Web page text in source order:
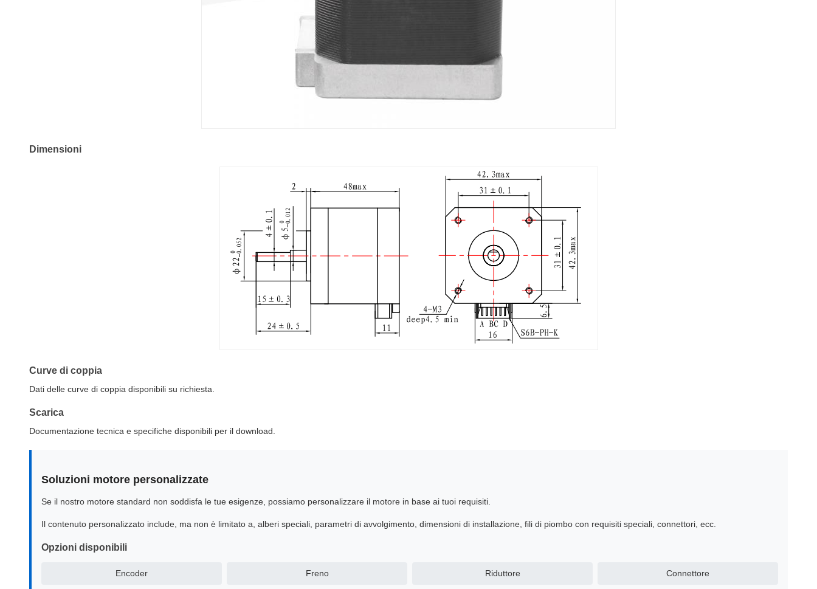
Dimensioni
Curve di coppia
Dati delle curve di coppia disponibili su richiesta.
Scarica
Documentazione tecnica e specifiche disponibili per il download.
Soluzioni motore personalizzate
Se il nostro motore standard non soddisfa le tue esigenze, possiamo personalizzare il motore in base ai tuoi requisiti.
Il contenuto personalizzato include, ma non è limitato a, alberi speciali, parametri di avvolgimento, dimensioni di installazione, fili di piombo con requisiti speciali, connettori, ecc.
Opzioni disponibili
Encoder Freno Riduttore Connettore